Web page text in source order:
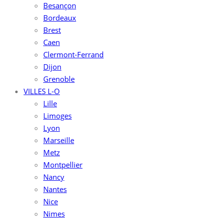
Besançon
Bordeaux
Brest
Caen
Clermont-Ferrand
Dijon
Grenoble
VILLES L-O
Lille
Limoges
Lyon
Marseille
Metz
Montpellier
Nancy
Nantes
Nice
Nimes